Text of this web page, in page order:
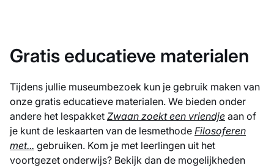
Gratis educatieve materialen
Tijdens jullie museumbezoek kun je gebruik maken van
onze gratis educatieve materialen. We bieden onder
andere het lespakket Zwaan zoekt een vriendje aan of
je kunt de leskaarten van de lesmethode Filosoferen
met... gebruiken. Kom je met leerlingen uit het
voortgezet onderwijs? Bekijk dan de mogelijkheden